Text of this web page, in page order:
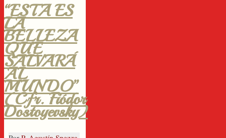
“ESTA ES
LA
BELLEZA
QUE
SALVARÁ
AL
MUNDO”
(Cfr. Fiódor
Dostoyevsky)